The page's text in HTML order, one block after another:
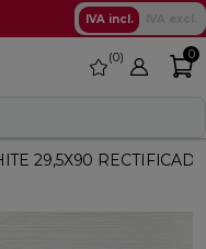
IVA incl.
favorite
0 0
29,5X90